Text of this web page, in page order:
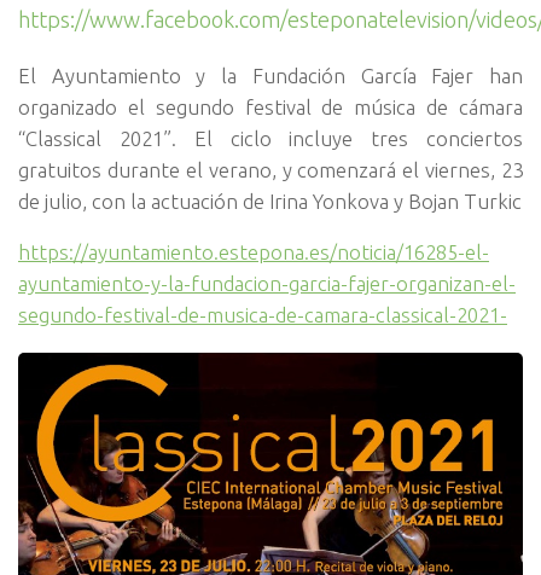
https://www.facebook.com/esteponatelevision/
El Ayuntamiento y la Fundación García Fajer han
organizado el segundo festival de música de cámara
“Classical 2021”. El ciclo incluye tres conciertos
gratuitos durante el verano, y comenzará el viernes, 23
de julio, con la actuación de Irina Yonkova y Bojan Turkic
https://ayuntamiento.estepona.es/noticia/16285-el-
ayuntamiento-y-la-fundacion-garcia-fajer-organizan-el-
segundo-festival-de-musica-de-camara-classical-2021-